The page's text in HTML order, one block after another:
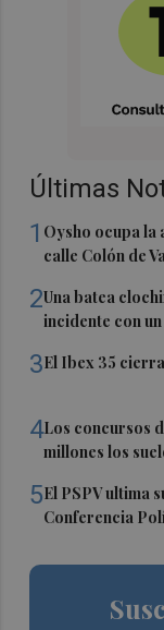
Últimas
1 Oysho ocupa la
calle Colón de
2Una batea
incidente con
3El Ibex 35 cierra
4Los concursos
millones los
5El PSPV ultima
Conferencia